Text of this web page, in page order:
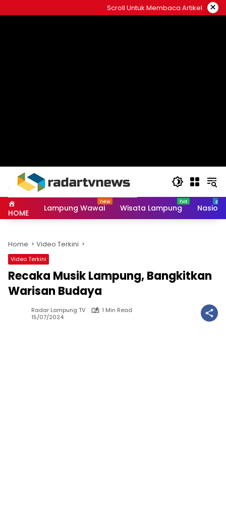
to
Scroll Untuk Membaca Artikel ×
HOME Lampung Wawai Wisata Lampung
Home Video Terkini
Video Terkini
Recaka Musik Lampung, Bangkitkan
Warisan Budaya
Radar Lampung TV
1 Min Read
15/07/2024